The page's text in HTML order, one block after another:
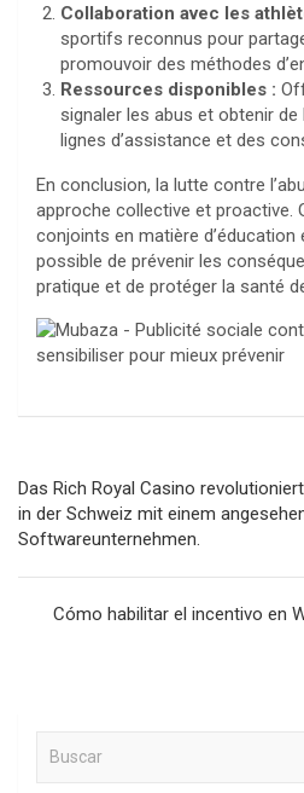
Collaboration avec les
sportifs reconnus pour
promouvoir des méthodes
Ressources disponibles :
signaler les abus et obtenir de
lignes d’assistance et des
En conclusion, la lutte contre
approche collective et proactive.
conjoints en matière
possible de prévenir les
pratique et de protéger la santé
de
entradas
Das Rich Royal Casino
in der Schweiz mit einem
Softwareunternehmen.
Cómo habilitar el incentivo en